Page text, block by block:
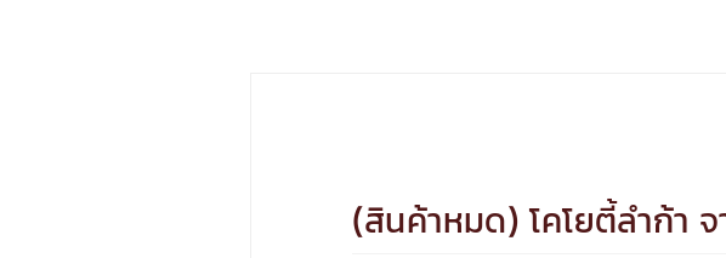
(สินค้าหมด) โคโยตี้ลำก้า จ